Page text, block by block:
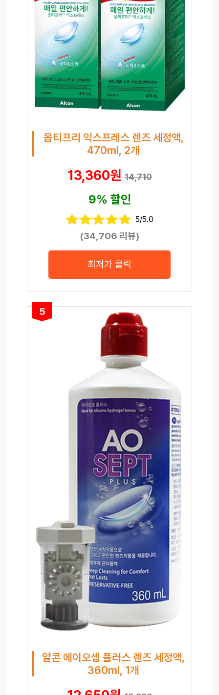
옵티프리 익스프레스 렌즈 세정액,
470ml, 2개
13,360원14,710
9% 할인
5/5.0
(34,706 리뷰)
최저가 클릭
5
알콘 에이오셉 플러스 렌즈 세정액,
360ml, 1개